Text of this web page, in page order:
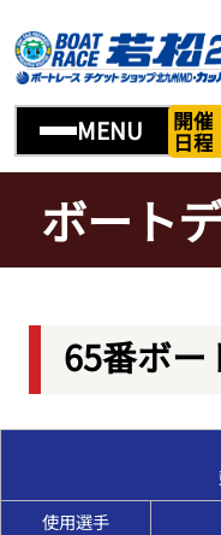
MENU 開催
日程
ボート
65番ボー
使用選手